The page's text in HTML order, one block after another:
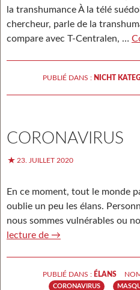
la transhumance À la télé
chercheur, parle de la
compare avec T-Centralen, …
PUBLIÉ DANS : NICHT
CORONAVIRUS
23. JUILLET 2020
En ce moment, tout le monde
oublie un peu les élans.
nous sommes vulnérables ou
lecture de Coronavirus
→
PUBLIÉ DANS : ÉLANS
CORONAVIRUS